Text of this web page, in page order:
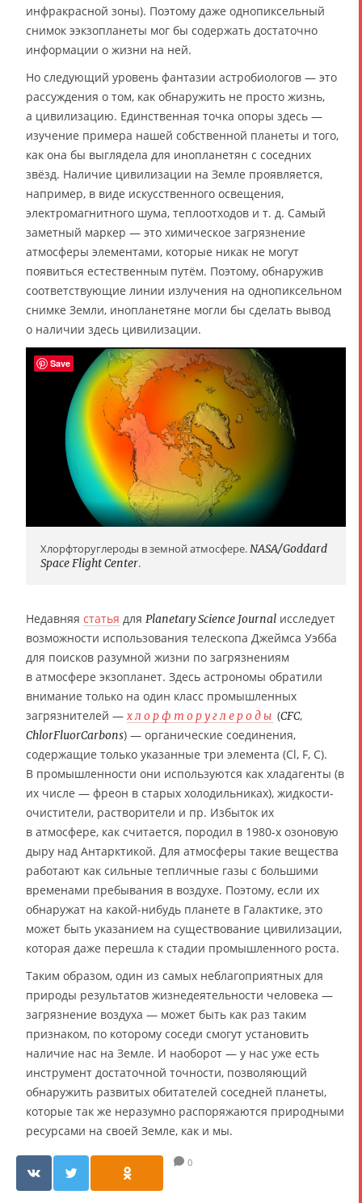
инфракрасной зоны). Поэтому даже однопиксельный
снимок ээкзопланеты мог бы содержать достаточно
информации о жизни на ней.
Но следующий уровень фантазии астробиологов — это
рассуждения о том, как обнаружить не просто жизнь,
а цивилизацию. Единственная точка опоры здесь —
изучение примера нашей собственной планеты и того,
как она бы выглядела для инопланетян с соседних
звёзд. Наличие цивилизации на Земле проявляется,
например, в виде искусственного освещения,
электромагнитного шума, теплоотходов и т. д. Самый
заметный маркер — это химическое загрязнение
атмосферы элементами, которые никак не могут
появиться естественным путём. Поэтому, обнаружив
соответствующие линии излучения на однопиксельном
снимке Земли, инопланетяне могли бы сделать вывод
о наличии здесь цивилизации.
Хлорфторуглероды в земной атмосфере.NASA/Goddard
Space Flight Center.
Недавняя статья для Planetary Science Journal исследует
возможности использования телескопа Джеймса Уэбба
для поисков разумной жизни по загрязнениям
в атмосфере экзопланет. Здесь астрономы обратили
внимание только на один класс промышленных
загрязнителей — хлорфторуглероды (CFC,
ChlorFluorCarbons) — органические соединения,
содержащие только указанные три элемента (Cl, F, C).
В промышленности они используются как хладагенты (в
их числе — фреон в старых холодильниках), жидкости-
очистители, растворители и пр. Избыток их
в атмосфере, как считается, породил в 1980-х озоновую
дыру над Антарктикой. Для атмосферы такие вещества
работают как сильные тепличные газы с большими
временами пребывания в воздухе. Поэтому, если их
обнаружат на какой-нибудь планете в Галактике, это
может быть указанием на существование цивилизации,
которая даже перешла к стадии промышленного роста.
Таким образом, один из самых неблагоприятных для
природы результатов жизнедеятельности человека —
загрязнение воздуха — может быть как раз таким
признаком, по которому соседи смогут установить
наличие нас на Земле. И наоборот — у нас уже есть
инструмент достаточной точности, позволяющий
обнаружить развитых обитателей соседней планеты,
которые так же неразумно распоряжаются природными
ресурсами на своей Земле, как и мы.
0
Save